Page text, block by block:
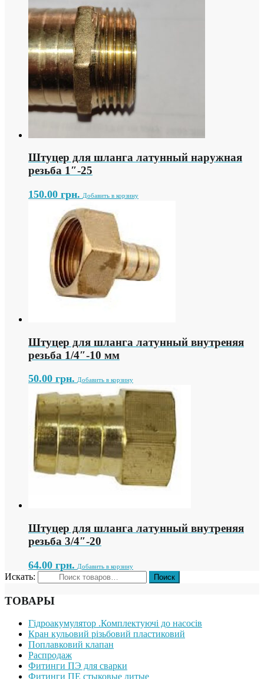
Штуцер для шланга латунный наружная
резьба 1″-25
150.00 грн. Добавить в корзину
Штуцер для шланга латунный внутреняя
резьба 1/4″-10 мм
50.00 грн. Добавить в корзину
Штуцер для шланга латунный внутреняя
резьба 3/4″-20
64.00 грн. Добавить в корзину
Искать:
ТОВАРЫ
Гідроакумулятор .Комплектуючі до насосів
Кран кульовий різьбовий пластиковий
Поплавковий клапан
Распродаж
Фитинги ПЭ для сварки
Фитинги ПЕ стыковые литые